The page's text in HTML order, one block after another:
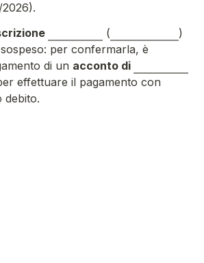
).
(
)
per confermarla, è
di un
effettuare il pagamento con